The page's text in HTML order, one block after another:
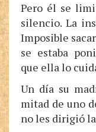
Pero él se
silencio. La
Imposible
se estaba
que ella lo
Un día su
mitad de uno
no les dirigió